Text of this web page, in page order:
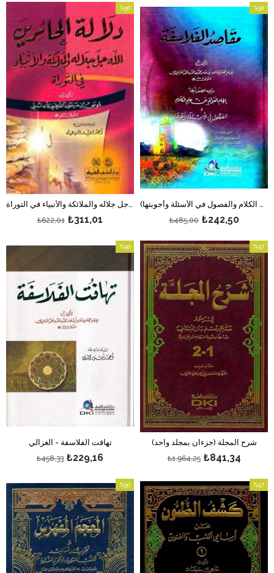
₺311,01
₺622,01
%50
₺242,50
₺485,00
%50
تهافت الفلاسفة - الغزالي
₺229,16
₺458,33
%50
%50بيع
شرح المجلة (جزءان بمجلد واحد)
₺841,34
₺1.964,25
%57
بيع
%50
بيع
%50بيع
%57
بيع